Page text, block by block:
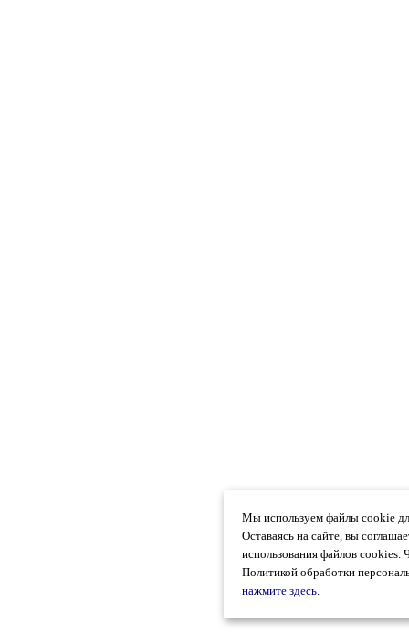
Мы используем файлы cookie
Оставаясь на сайте, вы
использования файлов cookies.
Политикой обработки
нажмите здесь.